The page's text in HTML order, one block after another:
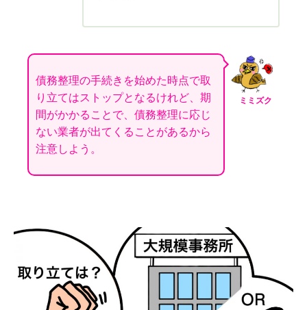
ミミズク
債務整理の手続きを始めた時点で取
り立てはストップとなるけれど、期
間がかかることで、債務整理に応じ
ない業者が出てくることがあるから
注意しよう。